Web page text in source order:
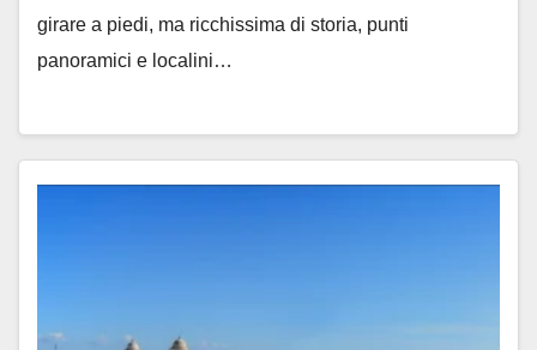
girare a piedi, ma ricchissima di storia, punti
panoramici e localini…